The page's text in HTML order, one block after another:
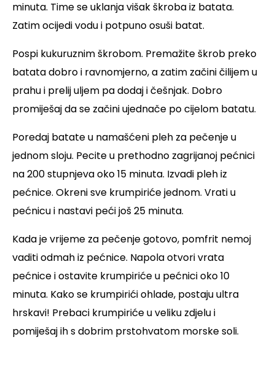
minuta. Time se uklanja višak škroba iz batata.
Zatim ocijedi vodu i potpuno osuši batat.
Pospi kukuruznim škrobom. Premažite škrob preko
batata dobro i ravnomjerno, a zatim začini čilijem u
prahu i prelij uljem pa dodaj i češnjak. Dobro
promiješaj da se začini ujednače po cijelom batatu.
Poredaj batate u namašćeni pleh za pečenje u
jednom sloju. Pecite u prethodno zagrijanoj pećnici
na 200 stupnjeva oko 15 minuta. Izvadi pleh iz
pećnice. Okreni sve krumpiriće jednom. Vrati u
pećnicu i nastavi peći još 25 minuta.
Kada je vrijeme za pečenje gotovo, pomfrit nemoj
vaditi odmah iz pećnice. Napola otvori vrata
pećnice i ostavite krumpiriće u pećnici oko 10
minuta. Kako se krumpirići ohlade, postaju ultra
hrskavi! Prebaci krumpiriće u veliku zdjelu i
pomiješaj ih s dobrim prstohvatom morske soli.